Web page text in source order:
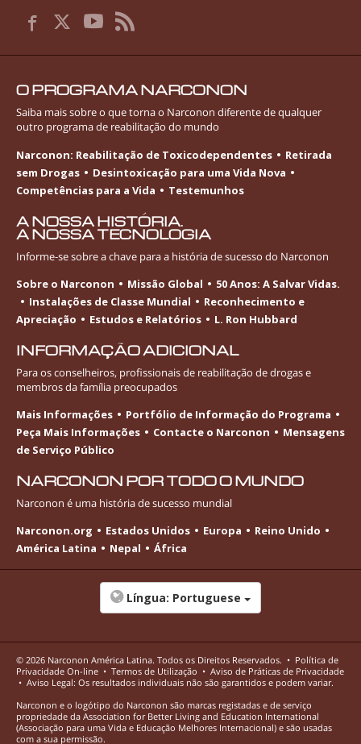
O PROGRAMA NARCONON
Saiba mais sobre o que torna o Narconon diferente de qualquer
outro programa de reabilitação do mundo
Narconon: Reabilitação de Toxicodependentes
Retirada
sem Drogas
Desintoxicação para uma Vida Nova
Competências para a Vida
Testemunhos
A NOSSA HISTÓRIA.
A NOSSA TECNOLOGIA
Informe-sesobre a chave para a história de sucesso do Narconon
Sobre o Narconon
Missão Global
50 Anos: A Salvar Vidas.
Instalações de Classe Mundial
Reconhecimento e
Apreciação
Estudos e Relatórios L. Ron Hubbard
INFORMAÇÃO ADICIONAL
Para os conselheiros, profissionais de reabilitação de drogas e
membros da família preocupados
Mais Informações
Portfólio de Informação do Programa
Peça Mais Informações
Contacte o Narconon
Mensagens
de Serviço Público
NARCONON POR TODO O MUNDO
Narconon é uma história de sucesso mundial
Narconon.org
Estados Unidos Europa
Reino Unido
América Latina
Nepal África
Língua: Portuguese
© 2026 Narconon América Latina. Todos os Direitos Reservados. • Política de
Privacidade On-line • Termos de Utilização • Aviso de Práticas de Privacidade
• Aviso Legal: Os resultados individuais não são garantidos e podem variar.
Narconon e o logótipo do Narconon são marcas registadas e de serviço
propriedade da Association for Better Living and Education International
(Associação para uma Vida e Educação Melhores Internacional) e são usadas
com a sua permissão.